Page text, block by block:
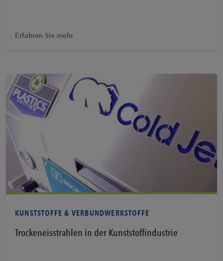
Erfahren Sie mehr
KUNSTSTOFFE & VERBUNDWERKSTOFFE
Trockeneisstrahlen in der Kunststoffindustrie
Erfahren Sie mehr